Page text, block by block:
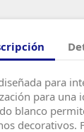
para
para una
blanco
decorativos.